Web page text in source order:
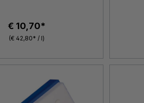
€ 10,70*
(€ 42,80* / l)